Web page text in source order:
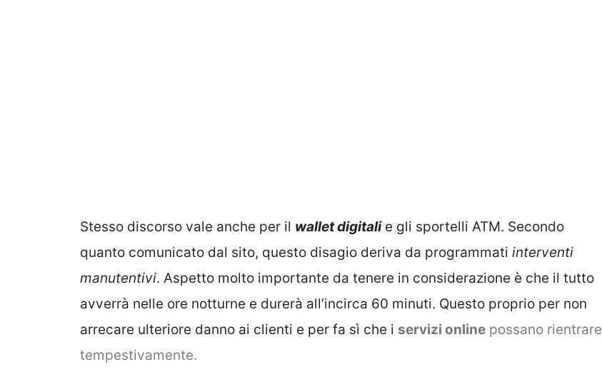
Stesso discorso vale anche per il wallet digitalie gli sportelli ATM. Secondo
quanto comunicato dal sito, questo disagio deriva da programmati interventi
manutentivi. Aspetto molto importante da tenere in considerazione è che il tutto
avverrà nelle ore notturne e durerà all’incirca 60 minuti. Questo proprio per non
arrecare ulteriore danno ai clienti e per fa sì che i servizi online possano rientrare
tempestivamente.